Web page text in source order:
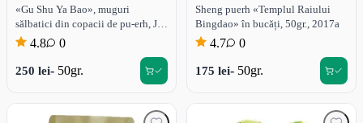
«Gu Shu Ya Bao», muguri
sălbatici din copacii de pu-erh, Jin
Lun, 50gr., 2021a
4.8 0
250 lei- 50gr.
Sheng puerh «Templul Raiului
Bingdao» în bucăți, 50gr., 2017a
4.7 0
175 lei- 50gr.